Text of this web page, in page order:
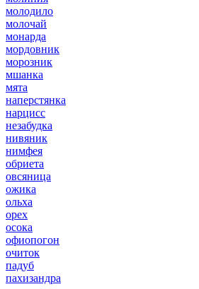
молодило
молочай
монарда
мордовник
морозник
мшанка
мята
наперстянка
нарцисс
незабудка
нивяник
нимфея
обриета
овсяница
ожика
ольха
орех
осока
офиопогон
очиток
падуб
пахизандра